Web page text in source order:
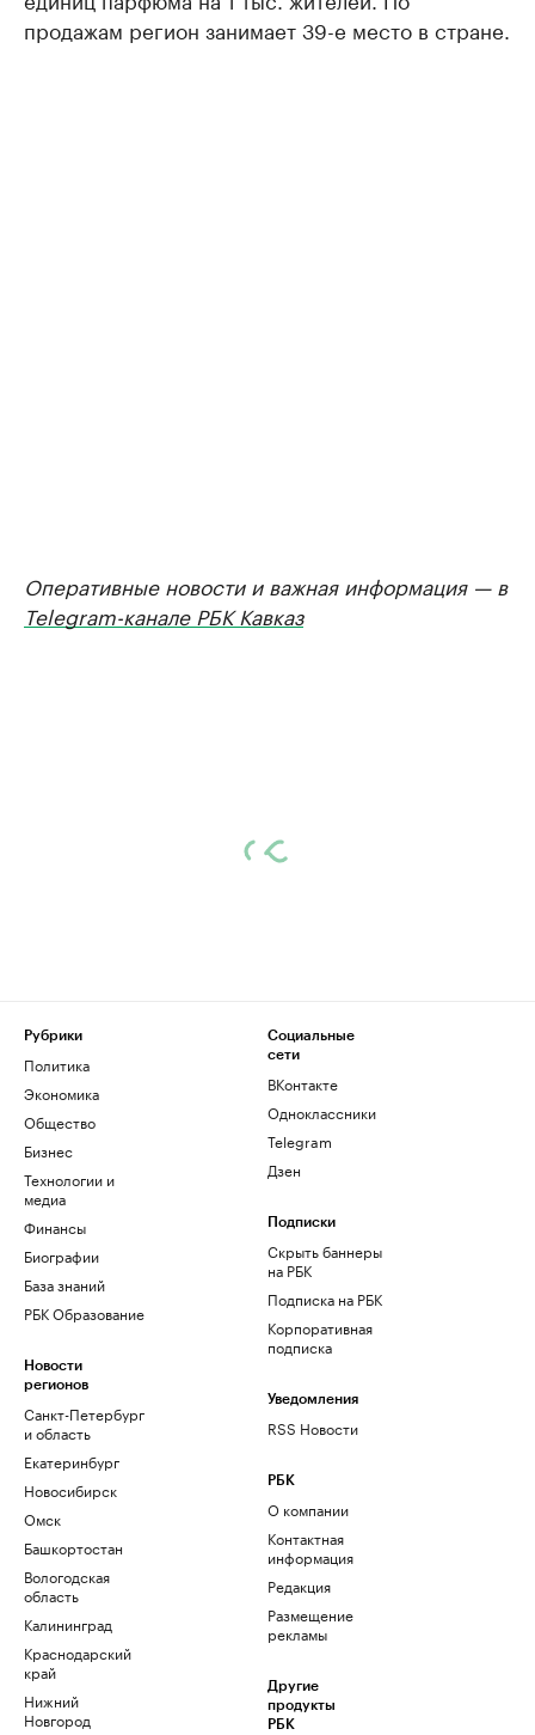
продажам регион занимает 39-е место в стране.
Оперативные новости и важная информация — в
Telegram-канале РБК Кавказ
Рубрики
Политика
Экономика
Общество
Бизнес
Технологии и
медиа
Финансы
Биографии
База знаний
РБК Образование
Новости
регионов
Санкт-Петербург
и область
Екатеринбург
Новосибирск
Омск
Башкортостан
Вологодская
область
Калининград
Краснодарский
край
Нижний
Новгород
Социальные
сети
ВКонтакте
Одноклассники
Telegram
Дзен
Подписки
Скрыть баннеры
на РБК
Подписка на РБК
Корпоративная
подписка
Уведомления
RSS Новости
РБК
О компании
Контактная
информация
Редакция
Размещение
рекламы
Другие
продукты
РБК